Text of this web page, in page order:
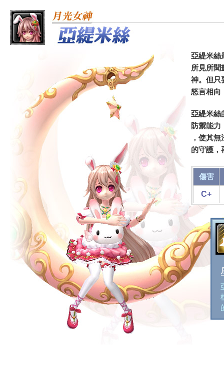
亞緹米絲
所見所聞
神。但只
怒言相向
亞緹米絲
防禦能力
，使其
的守護，
傷害
C+